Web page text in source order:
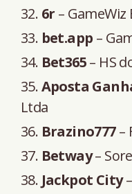
6r –
bet.app –
Bet365– HS
Aposta
Ltda
Brazino777–
Betway–
Jackpot City